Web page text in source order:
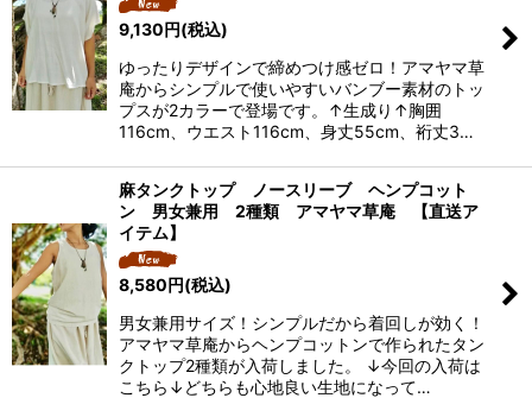
9,130円(税込)
ゆったりデザインで締めつけ感ゼロ！アマヤマ草
庵からシンプルで使いやすいバンブー素材のトッ
プスが2カラーで登場です。↑生成り↑胸囲
116cm、ウエスト116cm、身丈55cm、裄丈3…
麻タンクトップ ノースリーブ ヘンプコット
ン 男女兼用 2種類 アマヤマ草庵 【直送ア
イテム】
8,580円(税込)
男女兼用サイズ！シンプルだから着回しが効く！
アマヤマ草庵からヘンプコットンで作られたタン
クトップ2種類が入荷しました。 ↓今回の入荷は
こちら↓どちらも心地良い生地になって…